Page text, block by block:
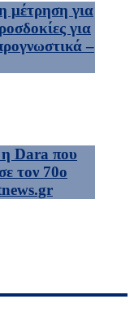
μέτρηση για
για
–
Dara που
τον 70ο